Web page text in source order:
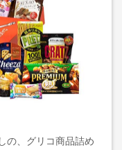
の、グリコ商品詰め